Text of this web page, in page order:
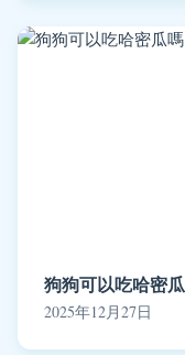
狗狗可以吃哈密
2025年12月27日